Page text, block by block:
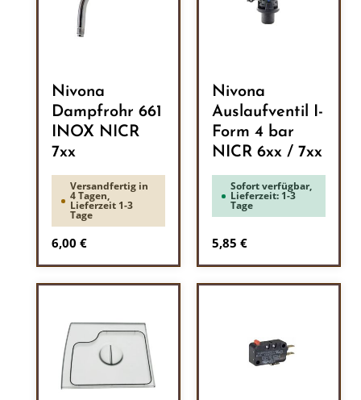
Nivona
Dampfrohr 661
INOX NICR
7xx
Versandfertig in
4 Tagen,
Lieferzeit 1-3
Tage
Regulärer Preis:
6,00 €
Nivona
Auslaufventil I-
Form 4 bar
NICR 6xx / 7xx
Sofort verfügbar,
Lieferzeit: 1-3
Tage
Regulärer Preis:
5,85 €